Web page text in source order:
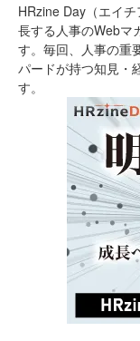
HRzine Day（エイ
長する人事のWebマ
す。毎回、人事の重
パードが持つ知見・
す。